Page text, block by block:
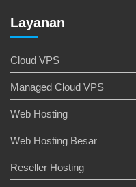
Layanan
Cloud VPS
Managed Cloud VPS
Web Hosting
Web Hosting Besar
Reseller Hosting